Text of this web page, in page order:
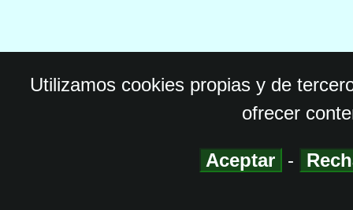
Utilizamos cookies propias y de
ofrecer
Aceptar -